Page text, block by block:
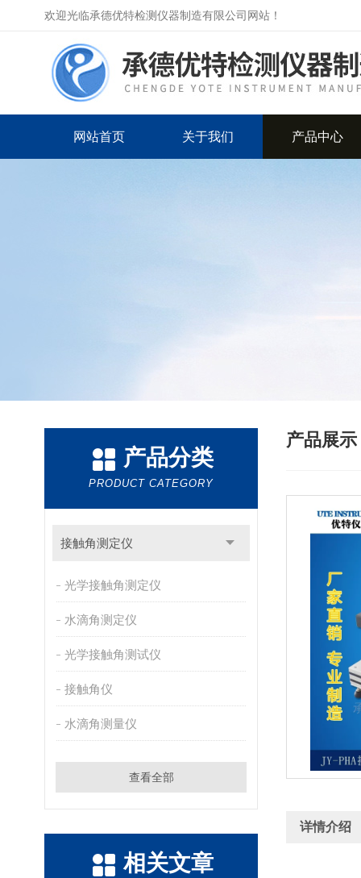
欢迎光临承德优特检测仪器制造有限公司网站！
网站首页 关于我们 产品中心
产品分类
PRODUCT CATEGORY
接触角测定仪
光学接触角测定仪
水滴角测定仪
光学接触角测试仪
接触角仪
水滴角测量仪
查看全部
相关文章
产品展示
详情介绍